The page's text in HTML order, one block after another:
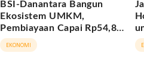
BSI-Danantara Bangun
Ekosistem UMKM,
Pembiayaan Capai Rp54,80
Triliun
EKONOMI